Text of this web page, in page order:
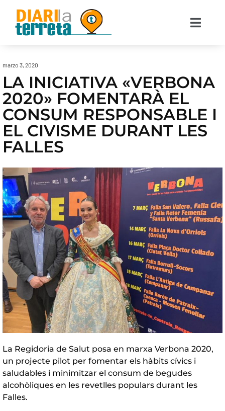
marzo 3, 2020
LA INICIATIVA «VERBONA
2020» FOMENTARÀ EL
CONSUM RESPONSABLE I
EL CIVISME DURANT LES
FALLES
La Regidoria de Salut posa en marxa Verbona 2020,
un projecte pilot per fomentar els hàbits cívics i
saludables i minimitzar el consum de begudes
alcohòliques en les revetlles populars durant les
Falles.